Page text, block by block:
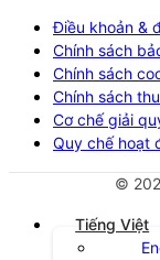
Điều khoản &
Chính sách
Chính sách
Chính sách
Cơ chế giải
Quy chế hoạt
©
Tiếng Việt